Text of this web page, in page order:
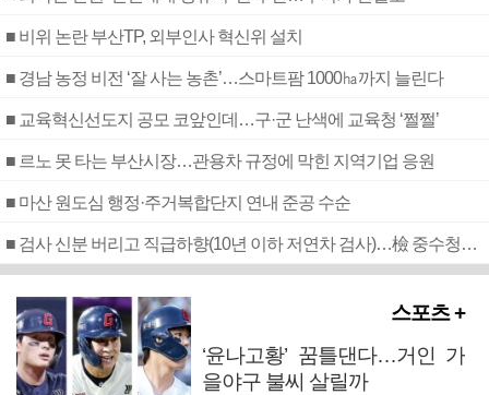
■ 비위 논란 부산TP, 외부인사 혁신위 설치
■ 경남 농정 비전 ‘잘 사는 농촌’…스마트팜 1000㏊까지 늘린다
■ 교육혁신선도지 공모 코앞인데…구·군 난색에 교육청 ‘쩔쩔’
■ 르노 못 타는 부산시장…관용차 규정에 막힌 지역기업 응원
■ 마산 원도심 행정·주거복합단지 연내 준공 수순
■ 검사 신분 버리고 직급하향(10년 이하 저연차 검사)…檢 중수청행 기피
스포츠 +
‘윤나고황’ 꿈틀댄다…거인 가
을야구 불씨 살릴까